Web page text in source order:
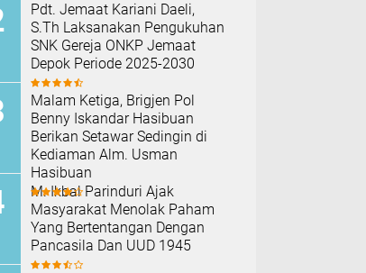
Pdt. Jemaat Kariani Daeli,
S.Th Laksanakan Pengukuhan
SNK Gereja ONKP Jemaat
Depok Periode 2025-2030
Malam Ketiga, Brigjen Pol
Benny Iskandar Hasibuan
Berikan Setawar Sedingin di
Kediaman Alm. Usman
Hasibuan
M. Ikbal Parinduri Ajak
Masyarakat Menolak Paham
Yang Bertentangan Dengan
Pancasila Dan UUD 1945